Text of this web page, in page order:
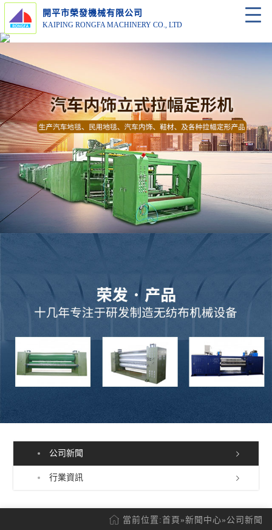
開平市榮發機械有限公司
KAIPING RONGFA MACHINERY CO., LTD
公司新聞
行業資訊
當前位置:首頁 »新聞中心» 公司新聞